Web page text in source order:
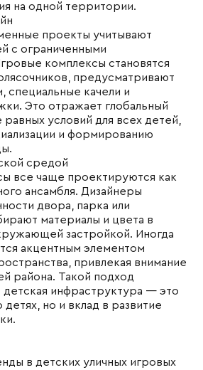
на одной территории.
проекты учитывают
с ограниченными
комплексы становятся
предусматривают
специальные качели и
Это отражает глобальный
условий для всех детей,
и формированию
средой
все чаще проектируются как
ансамбля. Дизайнеры
двора, парка или
материалы и цвета в
застройкой. Иногда
акцентным элементом
привлекая внимание
района. Такой подход
детская инфраструктура — это
детях, но и вклад в развитие
в детских уличных игровых